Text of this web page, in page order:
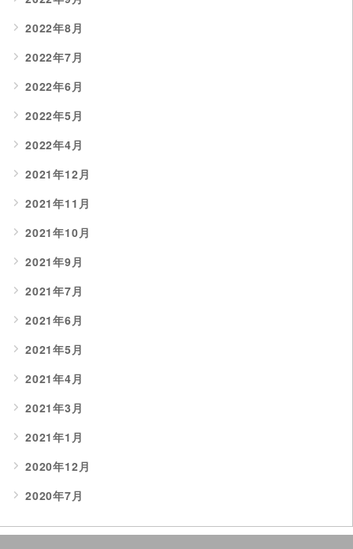
2022年8月
2022年7月
2022年6月
2022年5月
2022年4月
2021年12月
2021年11月
2021年10月
2021年9月
2021年7月
2021年6月
2021年5月
2021年4月
2021年3月
2021年1月
2020年12月
2020年7月